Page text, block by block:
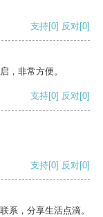
支持[0] 反对[0]
，非常方便。
支持[0] 反对[0]
支持[0] 反对[0]
系，分享生活点滴。